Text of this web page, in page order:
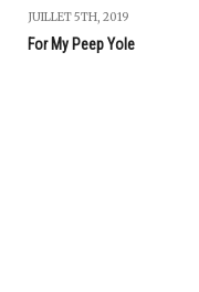
JUILLET 5TH, 2019
For My Peep Yole